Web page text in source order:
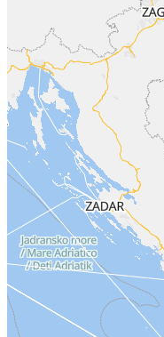
Slunj
Stadt Zagreb - Našice
Zagreb - Venecija